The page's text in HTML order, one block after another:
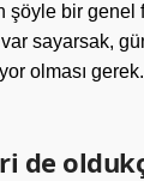
bir genel
var sayarsak,
olması
de